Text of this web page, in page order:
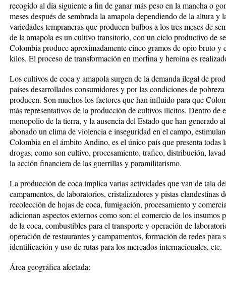
recogido al día siguiente a fin de ganar más peso en la mancha o
meses después de sembrada la amapola dependiendo de la altura y
variedades tempraneras que producen bulbos a los tres meses de
de la amapola es un cultivo transitorio, con un ciclo productivo de
Colombia produce aproximadamente cinco gramos de opio bruto y
kilos. El proceso de transformación en morfina y heroína es
Los cultivos de coca y amapola surgen de la demanda ilegal de
países desarrollados consumidores y por las condiciones de
producen. Son muchos los factores que han influido para que
más representativos de la producción de cultivos ilícitos. Dentro de
monopolio de la tierra, y la ausencia del Estado que han generado
abonado un clima de violencia e inseguridad en el campo,
Colombia en el ámbito Andino, es el único país que presenta todas
drogas, como son cultivo, procesamiento, trafico, distribución,
la acción financiera de las guerrillas y paramilitarismo.
La producción de coca implica varias actividades que van de tala
campamentos, de laboratorios, cristalizadores y pistas clandestinas
recolección de hojas de coca, fumigación, procesamiento y
adicionan aspectos externos como son: el comercio de los insumos
de la coca, combustibles para el transporte y operación de
operación de restaurantes y campamentos, formación de redes
identificación y uso de rutas para los mercados internacionales, etc.
Área geográfica afectada: